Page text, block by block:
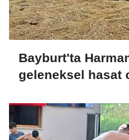
Bayburt'ta
geleneksel hasat